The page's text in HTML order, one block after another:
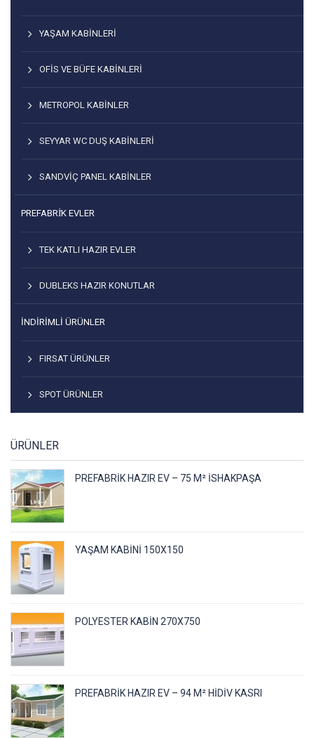
YAŞAM KABINLERI
OFIS VE BÜFE KABINLERI
METROPOL KABINLER
SEYYAR WC DUŞ KABINLERI
SANDVIÇ PANEL KABINLER
PREFABRİK EVLER
TEK KATLI HAZIR EVLER
DUBLEKS HAZIR KONUTLAR
İNDIRIMLI ÜRÜNLER
FIRSAT ÜRÜNLER
SPOT ÜRÜNLER
ÜRÜNLER
PREFABRIK HAZIR EV – 75 M² İSHAKPAŞA
YAŞAM KABINI 150X150
POLYESTER KABIN 270X750
PREFABRIK HAZIR EV – 94 M² HIDIV KASRI